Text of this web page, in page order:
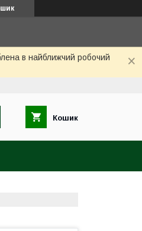
в найближчий робочий
Кошик